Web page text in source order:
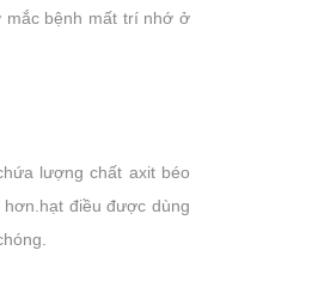
mắc bệnh mất trí nhớ ở
lượng chất axit béo
điều được dùng